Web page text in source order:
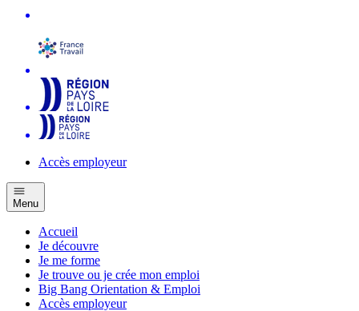
Accès employeur
Menu
Accueil
Je découvre
Je me forme
Je trouve ou je crée mon emploi
Big Bang Orientation & Emploi
Accès employeur